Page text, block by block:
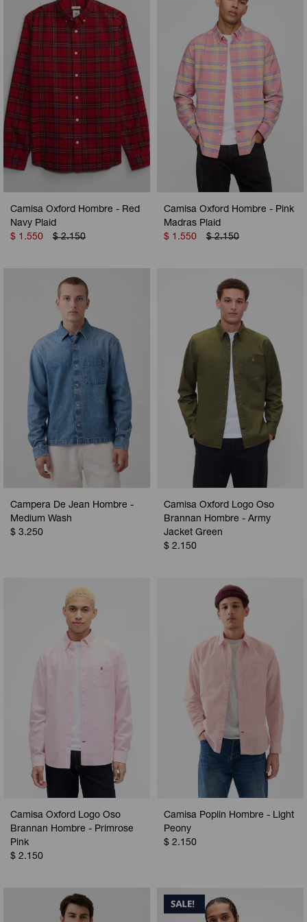
Camisa Oxford Hombre - Red
Navy Plaid
$ 1.550 $ 2.150
Camisa Oxford Hombre - Pink
Madras Plaid
$ 1.550 $ 2.150
Campera De Jean Hombre -
Medium Wash
$ 3.250
Camisa Oxford Logo Oso
Brannan Hombre - Army
Jacket Green
$ 2.150
Camisa Oxford Logo Oso
Brannan Hombre - Primrose
Pink
$ 2.150
Camisa Poplin Hombre - Light
Peony
$ 2.150
Camperas
Musculosas
Shorts
Vestidos y polleras
Pijamas
Camperas
Chalecos
Shorts
Ropa interior
Polos
Camperas
Chalecos
Ropa interior
Pijamas
Camperas
Pijamas
Sets
Sets